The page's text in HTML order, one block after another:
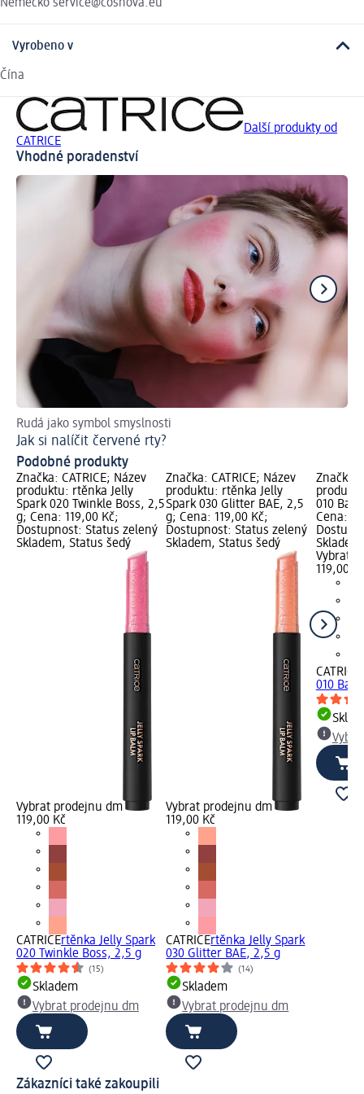
Německo service@cosnova.eu
Vyrobeno v
Čína
Další produkty od
CATRICE
Vhodné poradenství
Rudá jako symbol smyslnosti
Jak si nalíčit červené rty?
Podobné produkty
Značka: CATRICE; Název
produktu: rtěnka Jelly
Spark 020 Twinkle Boss, 2,5
g; Cena: 119,00 Kč;
Dostupnost: Status zelený
Skladem, Status šedý
Vybrat prodejnu dm
119,00 Kč
CATRICErtěnka Jelly Spark
020 Twinkle Boss, 2,5 g
(15)
Skladem
Vybrat prodejnu dm
Značka: CATRICE; Název
produktu: rtěnka Jelly
Spark 030 Glitter BAE, 2,5
g; Cena: 119,00 Kč;
Dostupnost: Status zelený
Skladem, Status šedý
Vybrat prodejnu dm
119,00 Kč
CATRICErtěnka Jelly Spark
030 Glitter BAE, 2,5 g
(14)
Skladem
Vybrat prodejnu dm
Značka:
010
Cena:
Vybrat
119,00
CATRICE
010
Zákazníci také zakoupili